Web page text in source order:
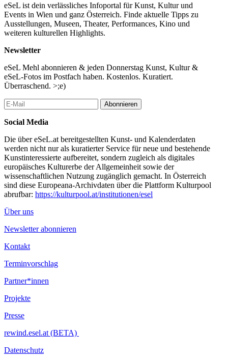
eSeL ist dein verlässliches Infoportal für Kunst, Kultur und
Events in Wien und ganz Österreich. Finde aktuelle Tipps zu
Ausstellungen, Museen, Theater, Performances, Kino und
weiteren kulturellen Highlights.
Newsletter
eSeL Mehl abonnieren & jeden Donnerstag Kunst, Kultur &
eSeL-Fotos im Postfach haben. Kostenlos. Kuratiert.
Überraschend. >;e)
Abonnieren
Social Media
Die über eSeL.at bereitgestellten Kunst- und Kalenderdaten
werden nicht nur als kuratierter Service für neue und bestehende
Kunstinteressierte aufbereitet, sondern zugleich als digitales
europäisches Kulturerbe der Allgemeinheit sowie der
wissenschaftlichen Nutzung zugänglich gemacht. In Österreich
sind diese Europeana-Archivdaten über die Plattform Kulturpool
abrufbar: https://kulturpool.at/institutionen/esel
Über uns
Newsletter abonnieren
Kontakt
Terminvorschlag
Partner*innen
Projekte
Presse
rewind.esel.at (BETA)
Datenschutz